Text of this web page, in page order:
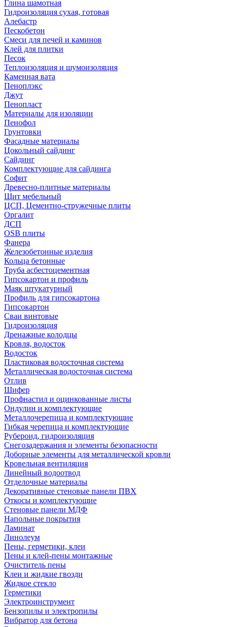
Глина шамотная
Гидроизоляция сухая, готовая
Алебастр
Пескобетон
Смеси для печей и каминов
Клей для плитки
Песок
Теплоизоляция и шумоизоляция
Каменная вата
Пеноплэкс
Джут
Пенопласт
Материалы для изоляции
Пенофол
Грунтовки
Фасадные материалы
Цокольный сайдинг
Сайдинг
Комплектующие для сайдинга
Софит
Древесно-плитные материалы
Щит мебельный
ЦСП, Цементно-стружечные плиты
Оргалит
ДСП
OSB плиты
Фанера
Железобетонные изделия
Кольца бетонные
Труба асбестоцементная
Гипсокартон и профиль
Маяк штукатурный
Профиль для гипсокартона
Гипсокартон
Сваи винтовые
Гидроизоляция
Дренажные колодцы
Кровля, водосток
Водосток
Пластиковая водосточная система
Металлическая водосточная система
Отлив
Шифер
Профнастил и оцинкованные листы
Ондулин и комплектующие
Металлочерепица и комплектующие
Гибкая черепица и комплектующие
Рубероид, гидроизоляция
Снегозадержания и элементы безопасности
Доборные элементы для металлической кровли
Кровельная вентиляция
Линейный водоотвод
Отделочные материалы
Декоративные стеновые панели ПВХ
Откосы и комплектующие
Стеновые панели МДФ
Напольные покрытия
Ламинат
Линолеум
Пены, герметики, клеи
Пены и клей-пены монтажные
Очиститель пены
Клеи и жидкие гвозди
Жидкое стекло
Герметики
Электроинструмент
Бензопилы и электропилы
Вибратор для бетона